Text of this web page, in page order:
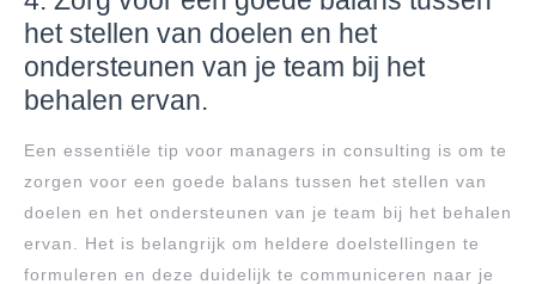
het stellen van doelen en het
ondersteunen van je team bij het
behalen ervan.
Een essentiële tip voor managers in consulting is om te
zorgen voor een goede balans tussen het stellen van
doelen en het ondersteunen van je team bij het behalen
ervan. Het is belangrijk om heldere doelstellingen te
formuleren en deze duidelijk te communiceren naar je